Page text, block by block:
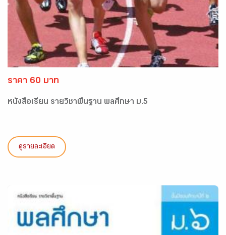
ราคา 60 บาท
หนังสือเรียน รายวิชาพื้นฐาน พลศึกษา ม.5
ดูรายละเอียด